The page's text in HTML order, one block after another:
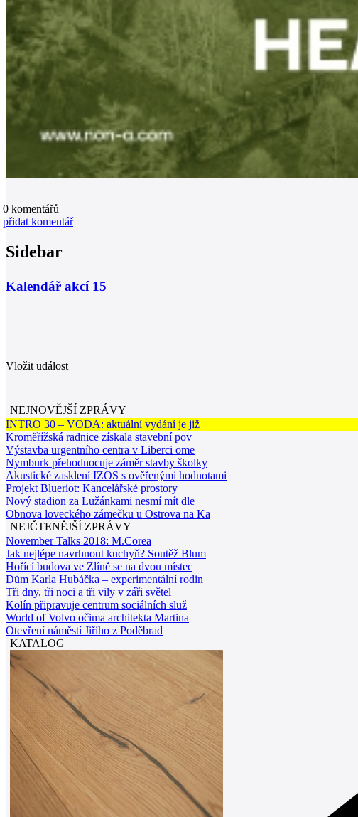
0 komentářů
přidat komentář
Sidebar
Kalendář akcí 15
Vložit událost
NEJNOVĚJŠÍ ZPRÁVY
INTRO 30 – VODA: aktuální vydání je již
Kroměřížská radnice získala stavební pov
Výstavba urgentního centra v Liberci ome
Nymburk přehodnocuje záměr stavby školky
Akustické zasklení IZOS s ověřenými hodnotami
Projekt Blueriot: Kancelářské prostory
Nový stadion za Lužánkami nesmí mít dle
Obnova loveckého zámečku u Ostrova na Ka
NEJČTENĚJŠÍ ZPRÁVY
November Talks 2018: M.Corea
Jak nejlépe navrhnout kuchyň? Soutěž Blum
Hořící budova ve Zlíně se na dvou místec
Dům Karla Hubáčka – experimentální rodin
Tři dny, tři noci a tři vily v záři světel
Kolín připravuje centrum sociálních služ
World of Volvo očima architekta Martina
Otevření náměstí Jiřího z Poděbrad
KATALOG